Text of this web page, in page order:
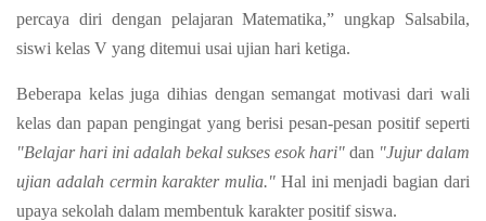
percaya diri dengan pelajaran Matematika,” ungkap Salsabila,
siswi kelas V yang ditemui usai ujian hari ketiga.
Beberapa kelas juga dihias dengan semangat motivasi dari wali
kelas dan papan pengingat yang berisi pesan-pesan positif seperti
"Belajar hari ini adalah bekal sukses esok hari" dan "Jujur dalam
ujian adalah cermin karakter mulia." Hal ini menjadi bagian dari
upaya sekolah dalam membentuk karakter positif siswa.